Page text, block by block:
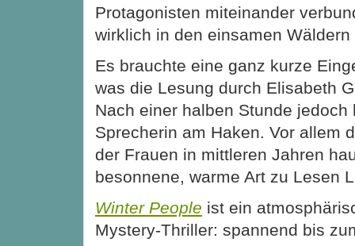
Protagonisten miteinander
wirklich in den einsamen Wäldern
Es brauchte eine ganz kurze
was die Lesung durch Elisabeth
Nach einer halben Stunde jedoch
Sprecherin am Haken. Vor allem
der Frauen in mittleren Jahren
besonnene, warme Art zu Lesen
Winter People ist ein
Mystery-Thriller: spannend bis